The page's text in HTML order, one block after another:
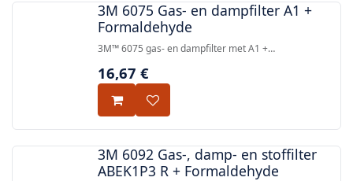
3M 6075 Gas- en dampfilter A1 +
Formaldehyde
3M™ 6075 gas- en dampfilter met A1 +
6000-, 6500- en 7500-serie halfgelaats- en
16,67 €
3M 6092 Gas-, damp- en stoffilter
ABEK1P3 R + Formaldehyde